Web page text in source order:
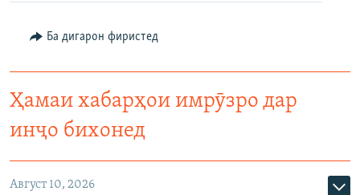
Ҳамаи сомонаҳои RFE/RL
Ба дигарон фиристед
Ҳамаи хабарҳои имрӯзро дар
инҷо бихонед
Август 10, 2026